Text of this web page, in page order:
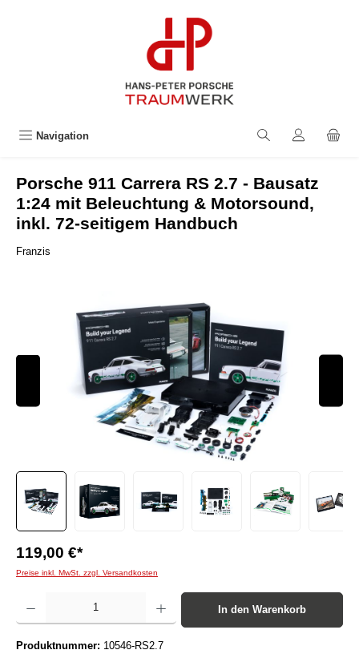
Navigation
Porsche 911 Carrera RS 2.7 - Bausatz
1:24 mit Beleuchtung & Motorsound,
inkl. 72-seitigem Handbuch
Franzis
119,00 €*
Preise inkl. MwSt. zzgl. Versandkosten
Produkt Anzahl: Gib den gewünschten Wert ein oder benutze die Schaltflächen um die
In den Warenkorb
Produktnummer: 10546-RS2.7